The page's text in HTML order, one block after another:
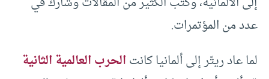
عدد من المؤتمرات.
لما عاد ريتّر إلى ألمانيا كانتالحرب العالمية الثانية